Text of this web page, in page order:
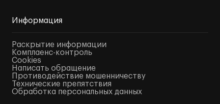
Информация
Раскрытие информации
Комплаенс-контроль
Cookies
Написать обращение
Противодействие мошенничеству
Технические препятствия
Обработка персональных данных